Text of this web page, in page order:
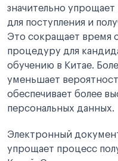
значительно
для поступления и
Это сокращает время
процедуру для
обучению в Китае.
уменьшает
обеспечивает более
персональных данных.
Электронный
упрощает процесс